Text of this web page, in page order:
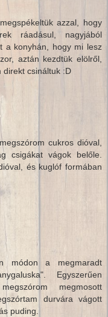
azzal, hogy
ráadásul, nagyjából
a konyhán, hogy mi lesz
aztán kezdtük elölről,
direkt csináltuk :D
cukros dióval,
csigákat vágok belőle.
és kuglóf formában
módon a megmaradt
Egyszerűen
megmosott
durvára vágott
puding.